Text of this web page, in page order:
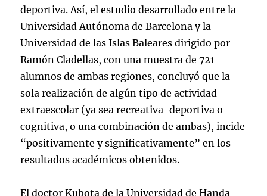
deportiva. Así, el estudio desarrollado entre la
Universidad Autónoma de Barcelona y la
Universidad de las Islas Baleares dirigido por
Ramón Cladellas, con una muestra de 721
alumnos de ambas regiones, concluyó que la
sola realización de algún tipo de actividad
extraescolar (ya sea recreativa-deportiva o
cognitiva, o una combinación de ambas), incide
“positivamente y significativamente” en los
resultados académicos obtenidos.
El doctor Kubota de la Universidad de Handa